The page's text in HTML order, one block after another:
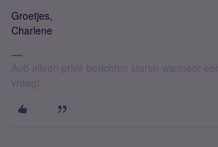
Groetjes,
Charlene
Aub alleen privé berichten sturen wanneer
vraagt